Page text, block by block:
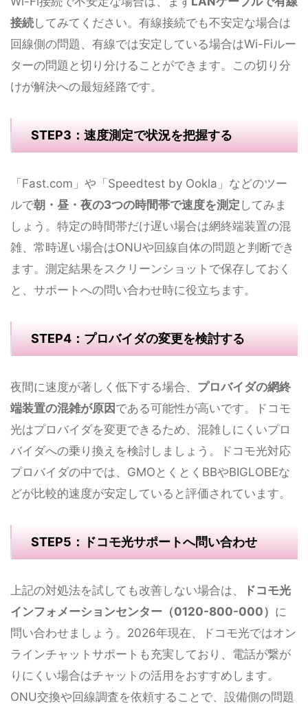
接続してみてください。有線接続でも不安定な場合は
回線側の問題、有線では安定している場合はWi-Fiルー
ターの問題と切り分けることができます。この切り分
けが解決への最短経路です。
STEP3：速度測定で状況を把握する
「Fast.com」や「Speedtest by Ookla」などのツー
ルで朝・昼・夜の3つの時間帯で速度を測定 してみま
しょう。特定の時間帯だけ遅い場合は網終端装置の混
雑、常時遅い場合はONUや回線自体の問題と判断でき
ます。測定結果をスクリーンショットで保存しておく
と、サポートへの問い合わせ時に役立ちます。
STEP4：プロバイダの変更を検討する
夜間に速度が著しく低下する場合、 プロバイダの網終
端装置の混雑が原因 である可能性が高いです。ドコモ
光はプロバイダを変更できるため、混雑しにくいプロ
バイダへの乗り換えを検討しましょう。ドコモ光対応
プロバイダの中では、GMOとくとくBBやBIGLOBEな
どが比較的速度が安定していると評価されています。
STEP5：ドコモ光サポートへ問い合わせ
上記の対処法を試しても改善しない場合は、
ドコモ光
インフォメーションセンター（0120-800-000） に
問い合わせましょう。2026年現在、ドコモ光ではオン
ラインチャットサポートも充実しており、電話が繋が
りにくい場合はチャットの活用をおすすめします。
ONU交換や回線調査を依頼することで、設備側の問題